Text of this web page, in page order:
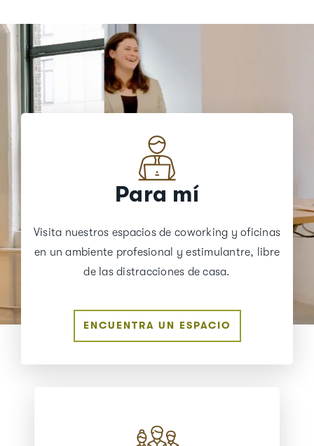
Para mí
Visita nuestros espacios de coworking y oficinas
en un ambiente profesional y estimulantre, libre
de las distracciones de casa.
ENCUENTRA UN ESPACIO